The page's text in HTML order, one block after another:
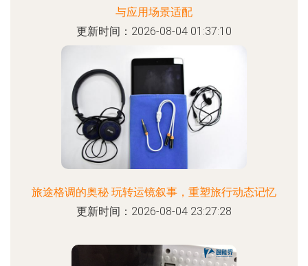
与应用场景适配
更新时间：2026-08-04 01:37:10
旅途格调的奥秘 玩转运镜叙事，重塑旅行动态记忆
更新时间：2026-08-04 23:27:28